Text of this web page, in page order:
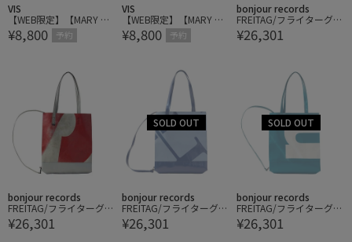
VIS
【WEB限定】【MARY QU
ANT×VIS】フリルハンド
ルトートバッグ/A4対応
¥8,800 予約
VIS
【WEB限定】【MARY QU
ANT×VIS】フリルハンド
ルトートバッグ/A4対応
¥8,800 予約
bonjour records
FREITAG/フライターグ M
AURICE BACKPACKABLE
TOTE SMALL
¥26,301
bonjour records
FREITAG/フライターグ M
AURICE BACKPACKABLE
TOTE SMALL
¥26,301
bonjour records
FREITAG/フライターグ M
AURICE BACKPACKABLE
TOTE SMALL
¥26,301
bonjour records
FREITAG/フライターグ M
AURICE BACKPACKABLE
TOTE SMALL
¥26,301